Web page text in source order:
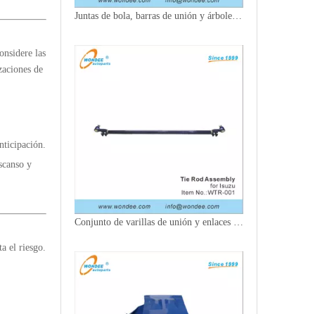
las
de
y
el riesgo.
Juntas de bola, barras de unión y árboles de levas para camiones
Conjunto de varillas de unión y enlaces de arrastre para camiones